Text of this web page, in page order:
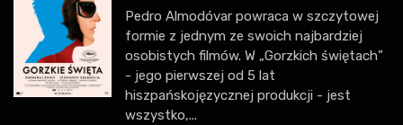
Pedro Almodóvar powraca w szczytowej
formie z jednym ze swoich najbardziej
osobistych filmów. W „Gorzkich świętach”
- jego pierwszej od 5 lat
hiszpańskojęzycznej produkcji - jest
wszystko,...